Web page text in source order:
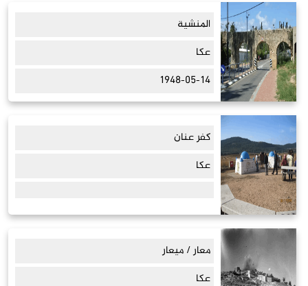
المنشية
عكا
1948-05-14
كفر عنان
عكا
معار / ميعار
عكا